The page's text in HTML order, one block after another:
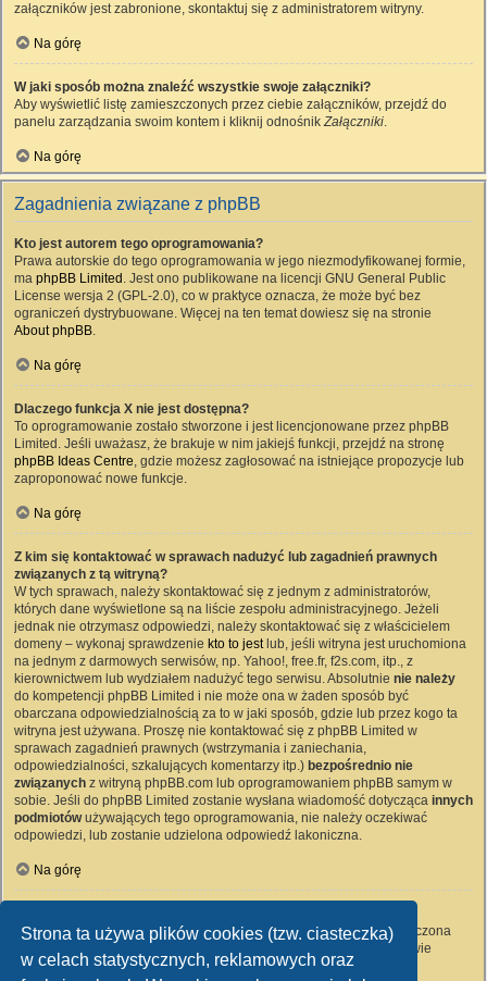
Strona ta używa plików cookies (tzw. ciasteczka)
w celach statystycznych, reklamowych oraz
załączników jest zabronione, skontaktuj się z administratorem witryny.
Na górę
W jaki sposób można znaleźć wszystkie swoje załączniki?
Aby wyświetlić listę zamieszczonych przez ciebie załączników, przejdź do
panelu zarządzania swoim kontem i kliknij odnośnikZałączniki.
Na górę
Zagadnienia związane z phpBB
Kto jest autorem tego oprogramowania?
Prawa autorskie do tego oprogramowania w jego niezmodyfikowanej formie,
ma phpBB Limited . Jest ono publikowane na licencji GNU General Public
License wersja 2 (GPL-2.0), co w praktyce oznacza, że może być bez
ograniczeń dystrybuowane. Więcej na ten temat dowiesz się na stronie
About phpBB.
Na górę
Dlaczego funkcja X nie jest dostępna?
To oprogramowanie zostało stworzone i jest licencjonowane przez phpBB
Limited. Jeśli uważasz, że brakuje w nim jakiejś funkcji, przejdź na stronę
phpBB Ideas Centre, gdzie możesz zagłosować na istniejące propozycje lub
zaproponować nowe funkcje.
Na górę
Z kim się kontaktować w sprawach nadużyć lub zagadnień prawnych
związanych z tą witryną?
W tych sprawach, należy skontaktować się z jednym z administratorów,
których dane wyświetlone są na liście zespołu administracyjnego. Jeżeli
jednak nie otrzymasz odpowiedzi, należy skontaktować się z właścicielem
domeny – wykonaj sprawdzenie kto to jestlub, jeśli witryna jest uruchomiona
na jednym z darmowych serwisów, np. Yahoo!, free.fr, f2s.com, itp., z
kierownictwem lub wydziałem nadużyć tego serwisu. Absolutnie nie należy
do kompetencji phpBB Limited i nie może ona w żaden sposób być
obarczana odpowiedzialnością za to w jaki sposób, gdzie lub przez kogo ta
witryna jest używana. Proszę nie kontaktować się z phpBB Limited w
sprawach zagadnień prawnych (wstrzymania i zaniechania,
odpowiedzialności, szkalujących komentarzy itp.) bezpośrednio nie
związanych z witryną phpBB.com lub oprogramowaniem phpBB samym w
sobie. Jeśli do phpBB Limited zostanie wysłana wiadomość dotycząca innych
podmiotówużywających tego oprogramowania, nie należy oczekiwać
odpowiedzi, lub zostanie udzielona odpowiedź lakoniczna.
Na górę
Wszyscy użytkownicy witryny mogą używać – jeśli funkcja ta jest włączona
przez administratora witryny – formularza „Kontakt z nami”. Członkowie
witryny mogą także używać odnośnika „Zespół administracyjny”.